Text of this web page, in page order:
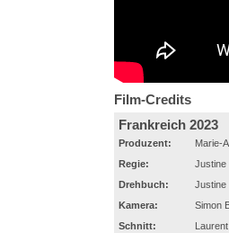
Film-Credits
Frankreich 2023
Produzent:
Marie-
Regie:
Justine
Drehbuch:
Justine
Kamera:
Simon
Schnitt: